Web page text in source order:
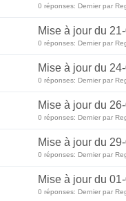
0 réponses: Dernier par
Mise à jour du
0 réponses: Dernier par
Mise à jour du
0 réponses: Dernier par
Mise à jour du
0 réponses: Dernier par
Mise à jour du
0 réponses: Dernier par
Mise à jour du
0 réponses: Dernier par